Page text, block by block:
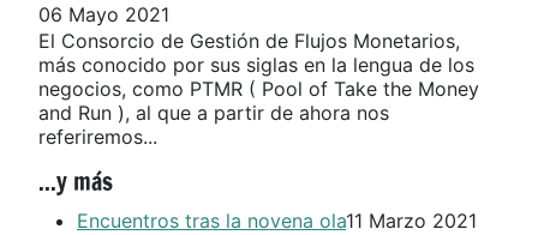
06 Mayo 2021
El Consorcio de Gestión de Flujos Monetarios,
más conocido por sus siglas en la lengua de los
negocios, como PTMR ( Pool of Take the Money
and Run ), al que a partir de ahora nos
referiremos...
...y más
Encuentros tras la novena ola11 Marzo 2021